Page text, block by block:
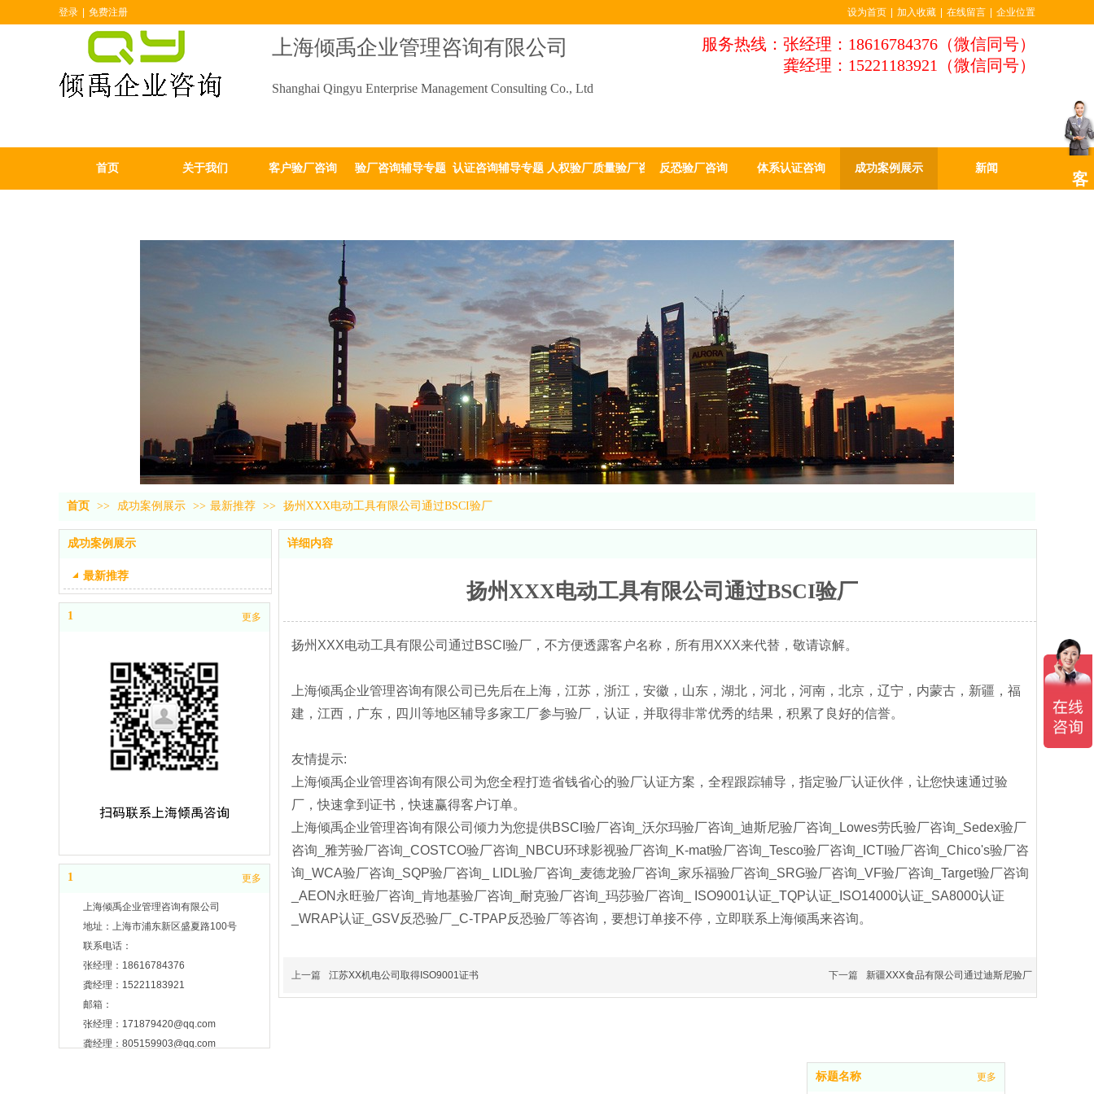
上海倾禹企业管理咨询有限公司
Shanghai Qingyu Enterprise Management Consulting Co., Ltd
服务热线：张经理：18616784376（微信同号）
龚经理：15221183921（微信同号）
登录 免费注册 设为首页 加入收藏 在线留言 企业位置
首页 关于我们 客户验厂咨询 验厂咨询辅导专题 认证咨询辅导专题 人权验厂质量验厂咨询反恐验厂咨询 体系认证咨询 成功案例展示 新闻
首页 >> 成功案例展示 >> 最新推荐 >> 扬州XXX电动工具有限公司通过BSCI验厂
成功案例展示
最新推荐
1 更多
1 更多
上海倾禹企业管理咨询有限公司
地址：上海市浦东新区盛夏路100号
联系电话：
张经理：18616784376
龚经理：15221183921
邮箱：
张经理：171879420@qq.com
龚经理：805159903@qq.com
详细内容
扬州XXX电动工具有限公司通过BSCI验厂
扬州XXX电动工具有限公司通过BSCI验厂，不方便透露客户名称，所有用XXX来代替，敬请谅解。
上海倾禹企业管理咨询有限公司已先后在上海，江苏，浙江，安徽，山东，湖北，河北，河南，北京，辽宁，内蒙古，新疆，福
建，江西，广东，四川等地区辅导多家工厂参与验厂，认证，并取得非常优秀的结果，积累了良好的信誉。
友情提示:
上海倾禹企业管理咨询有限公司为您全程打造省钱省心的验厂认证方案，全程跟踪辅导，指定验厂认证伙伴，让您快速通过验
厂，快速拿到证书，快速赢得客户订单。
上海倾禹企业管理咨询有限公司倾力为您提供BSCI验厂咨询_沃尔玛验厂咨询_迪斯尼验厂咨询_Lowes劳氏验厂咨询_Sedex验厂
咨询_雅芳验厂咨询_COSTCO验厂咨询_NBCU环球影视验厂咨询_K-mat验厂咨询_Tesco验厂咨询_ICTI验厂咨询_Chico's验厂咨
询_WCA验厂咨询_SQP验厂咨询_ LIDL验厂咨询_麦德龙验厂咨询_家乐福验厂咨询_SRG验厂咨询_VF验厂咨询_Target验厂咨询
_AEON永旺验厂咨询_肯地基验厂咨询_耐克验厂咨询_玛莎验厂咨询_ ISO9001认证_TQP认证_ISO14000认证_SA8000认证
_WRAP认证_GSV反恐验厂_C-TPAP反恐验厂等咨询，要想订单接不停，立即联系上海倾禹来咨询。
上一篇 江苏XX机电公司取得ISO9001证书 下一篇 新疆XXX食品有限公司通过迪斯尼验厂
标题名称 更多
客